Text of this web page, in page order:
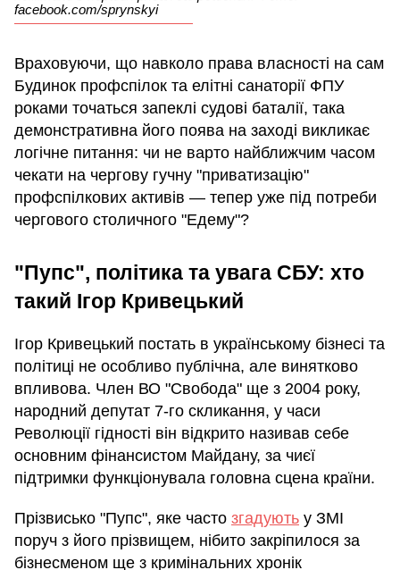
facebook.com/sprynskyi
Враховуючи, що навколо права власності на сам
Будинок профспілок та елітні санаторії ФПУ
роками точаться запеклі судові баталії, така
демонстративна його поява на заході викликає
логічне питання: чи не варто найближчим часом
чекати на чергову гучну "приватизацію"
профспілкових активів — тепер уже під потреби
чергового столичного "Едему"?
"Пупс", політика та увага СБУ: хто
такий Ігор Кривецький
Ігор Кривецький постать в українському бізнесі та
політиці не особливо публічна, але винятково
впливова. Член ВО "Свобода" ще з 2004 року,
народний депутат 7-го скликання, у часи
Революції гідності він відкрито називав себе
основним фінансистом Майдану, за чиєї
підтримки функціонувала головна сцена країни.
Прізвисько "Пупс", яке часто згадують у ЗМІ
поруч з його прізвищем, нібито закріпилося за
бізнесменом ще з кримінальних хронік